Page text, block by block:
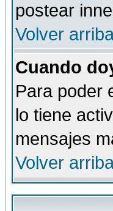
postear
Volver
Cuando
Para poder
lo tiene
mensajes
Volver